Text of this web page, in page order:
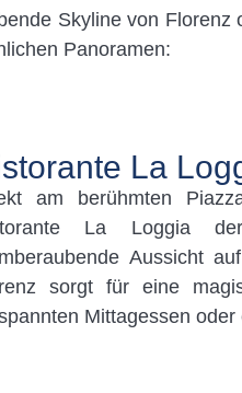
Skyline von Florenz
Panoramen:
La
am berühmten
La Loggia
Aussicht
sorgt für eine
Mittagessen